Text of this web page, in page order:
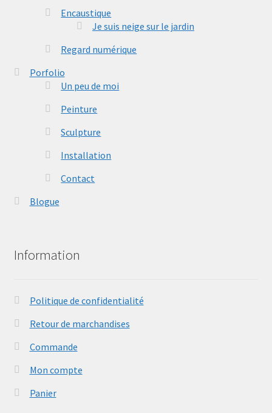
Encaustique
Je suis neige sur le jardin
Regard numérique
Porfolio
Un peu de moi
Peinture
Sculpture
Installation
Contact
Blogue
Information
Politique de confidentialité
Retour de marchandises
Commande
Mon compte
Panier